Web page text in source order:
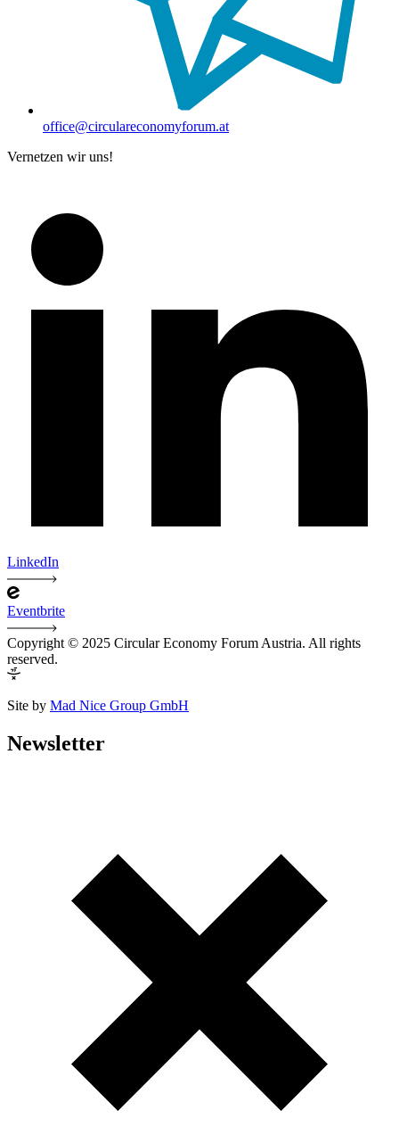
office@circulareconomyforum.at
Vernetzen wir uns!
LinkedIn
Eventbrite
Copyright © 2025 Circular Economy Forum Austria. All rights
reserved.
Site by Mad Nice Group GmbH
Newsletter